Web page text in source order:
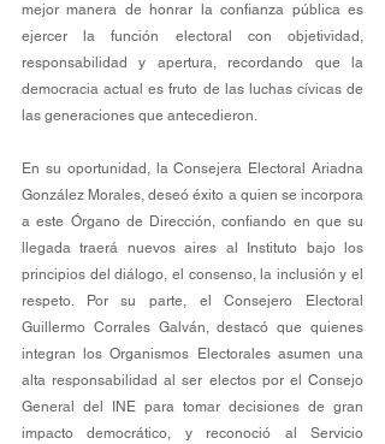
mejor manera de honrar la confianza pública es
ejercer la función electoral con objetividad,
responsabilidad y apertura, recordando que la
democracia actual es fruto de las luchas cívicas de
las generaciones que antecedieron.
En su oportunidad, la Consejera Electoral Ariadna
González Morales, deseó éxito a quien se incorpora
a este Órgano de Dirección, confiando en que su
llegada traerá nuevos aires al Instituto bajo los
principios del diálogo, el consenso, la inclusión y el
respeto. Por su parte, el Consejero Electoral
Guillermo Corrales Galván, destacó que quienes
integran los Organismos Electorales asumen una
alta responsabilidad al ser electos por el Consejo
General del INE para tomar decisiones de gran
impacto democrático, y reconoció al Servicio